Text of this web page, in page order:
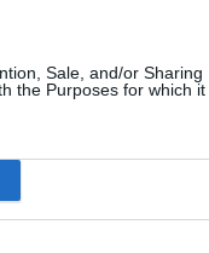
Sale, and/or Sharing
the Purposes for which it
i
- noviser
kunna laga dem